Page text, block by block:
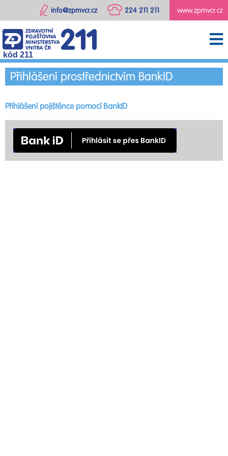
www.zpmvcr.cz
224 211 211
info@zpmvcr.cz
kód 211
Přihlášení prostřednictvím BankID
Přihlášení pojištěnce pomocí BankID